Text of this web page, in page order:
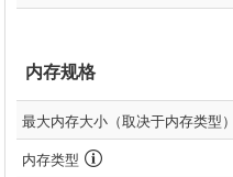
内存规格
最大内存大小（取决于内存类型）
内存类型